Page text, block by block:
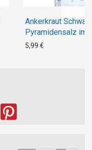
Ankerkraut
Pyramidensalz im
75g
5,99 €